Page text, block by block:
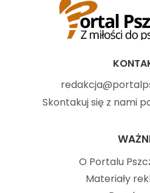
Skontakuj się z nami
O Portalu
Materiały